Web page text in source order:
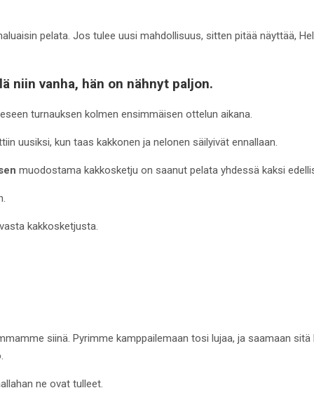
pelata. Jos tulee uusi mahdollisuus, sitten pitää näyttää,
niin vanha, hän on nähnyt paljon.
turnauksen kolmen ensimmäisen ottelun aikana.
uusiksi, kun taas kakkonen ja nelonen säilyivät ennallaan.
muodostama kakkosketju on saanut pelata yhdessä kaksi
kakkosketjusta.
siinä. Pyrimme kamppailemaan tosi lujaa, ja saamaan sitä
ne ovat tulleet.